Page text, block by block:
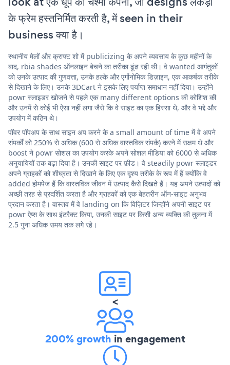
के फ्रेम हस्तनिर्मित करती है, में seen in their
business क्या है।
स्थानीय मेलों और क्राफ्ट शो में publicizing के अपने व्यवसाय के कुछ महीनों के
बाद, rbia shades ऑनलाइन बेचने का तरीका ढूंढ रही थी। वे wanted आगंतुकों
को उनके उत्पाद की गुणवत्ता, उनके हल्के और एर्गोनोमिक डिज़ाइन, एक आकर्षक तरीके
से दिखाने के लिए। उनके 3DCart ने इसके लिए पर्याप्त समाधान नहीं दिया। उन्होंने
powr स्लाइडर खोजने से पहले एक many different options की कोशिश की
और उनमें से कोई भी ऐसा नहीं लगा जैसे कि वे साइट का एक हिस्सा थे, और वे भद्दे और
उपयोग में कठिन थे।
पॉवर पॉपअप के साथ साइन अप करने के a small amount of time में वे अपने
संपर्कों को 250% से अधिक (600 से अधिक वास्तविक संपर्क) करने में सक्षम थे और
boost ने powr सोशल का उपयोग करके अपने सोशल मीडिया को 6000 से अधिक
अनुयायियों तक बढ़ा दिया है। उनकी साइट पर फ़ीड। वे steadily powr स्लाइडर
अपने ग्राहकों को शीघ्रता से दिखाने के लिए एक दृश्य तरीके के रूप में हैं क्योंकि वे
added होमपेज हैं कि वास्तविक जीवन में उत्पाद कैसे दिखते हैं। यह अपने उत्पादों को
अच्छी तरह से प्रदर्शित करता है और ग्राहकों को एक बेहतरीन ऑन-साइट अनुभव
प्रदान करता है। वास्तव में वे landing on कि विज़िटर जिन्होंने अपनी साइट पर
powr ऐप्स के साथ इंटरैक्ट किया, उनकी साइट पर किसी अन्य व्यक्ति की तुलना में
2.5 गुना अधिक समय तक लगे रहे।
<
200% growth in engagement